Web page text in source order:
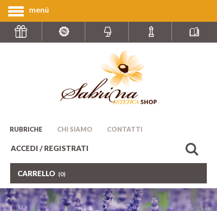
menù
RUBRICHE CHI SIAMO CONTATTI
ACCEDI / REGISTRATI
CARRELLO (0)